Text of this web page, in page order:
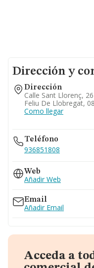
Dirección y
Dirección
Calle Sant Llorenç,
Feliu De Llobregat,
Como llegar
Teléfono
936851808
Web
Añadir Web
Email
Añadir Email
Acceda a